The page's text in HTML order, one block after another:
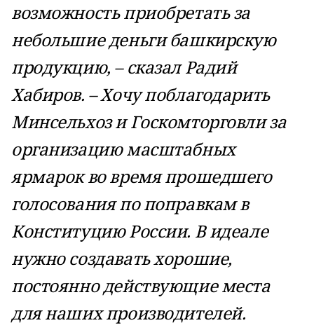
возможность приобретать за
небольшие деньги башкирскую
продукцию, – сказал Радий
Хабиров. – Хочу поблагодарить
Минсельхоз и Госкомторговли за
организацию масштабных
ярмарок во время прошедшего
голосования по поправкам в
Конституцию России. В идеале
нужно создавать хорошие,
постоянно действующие места
для наших производителей.